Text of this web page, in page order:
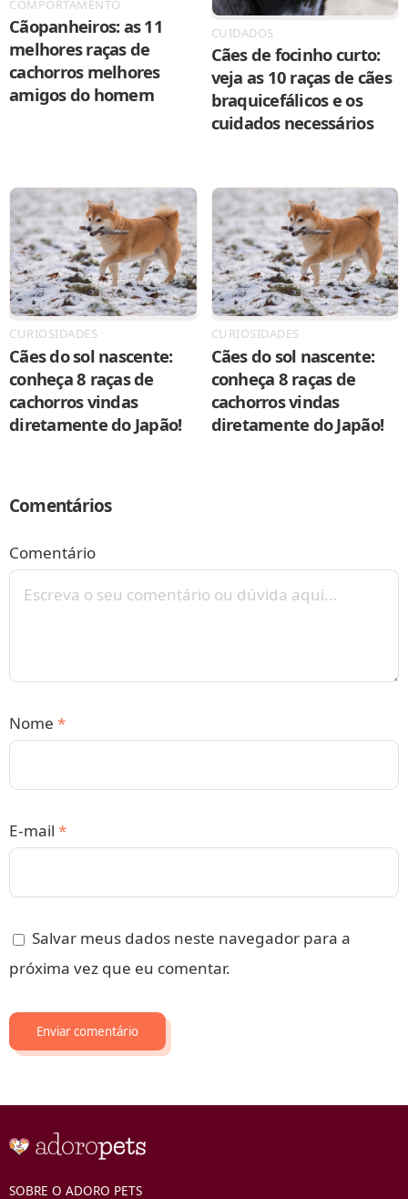
COMPORTAMENTO
Cãopanheiros: as 11
melhores raças de
cachorros melhores
amigos do homem
CUIDADOS
Cães de focinho curto:
veja as 10 raças de cães
braquicefálicos e os
cuidados necessários
CURIOSIDADES
Cães do sol nascente:
conheça 8 raças de
cachorros vindas
diretamente do Japão!
CURIOSIDADES
Cães do sol nascente:
conheça 8 raças de
cachorros vindas
diretamente do Japão!
Comentários
Comentário
Nome *
E-mail *
Salvar meus dados neste navegador para a
próxima vez que eu comentar.
SOBRE O ADORO PETS